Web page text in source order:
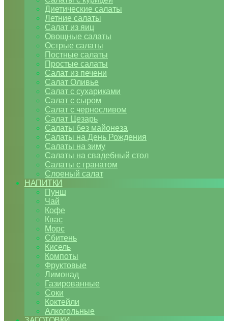
Диетические салаты
Летние салаты
Салат из яиц
Овощные салаты
Острые салаты
Постные салаты
Простые салаты
Салат из печени
Салат Оливье
Салат с сухариками
Салат с сыром
Салат с черносливом
Салат Цезарь
Салаты без майонеза
Салаты на День Рождения
Салаты на зиму
Салаты на свадебный стол
Салаты с гранатом
Слоеный салат
НАПИТКИ
Пунш
Чай
Кофе
Квас
Морс
Сбитень
Кисель
Компоты
Фруктовые
Лимонад
Газированные
Соки
Коктейли
Алкогольные